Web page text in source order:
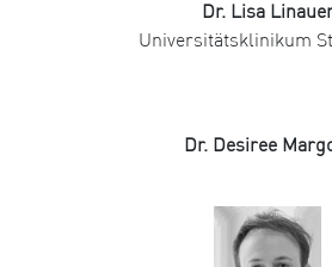
Dr. Lisa
Universitätsklinikum
Dr. Desiree